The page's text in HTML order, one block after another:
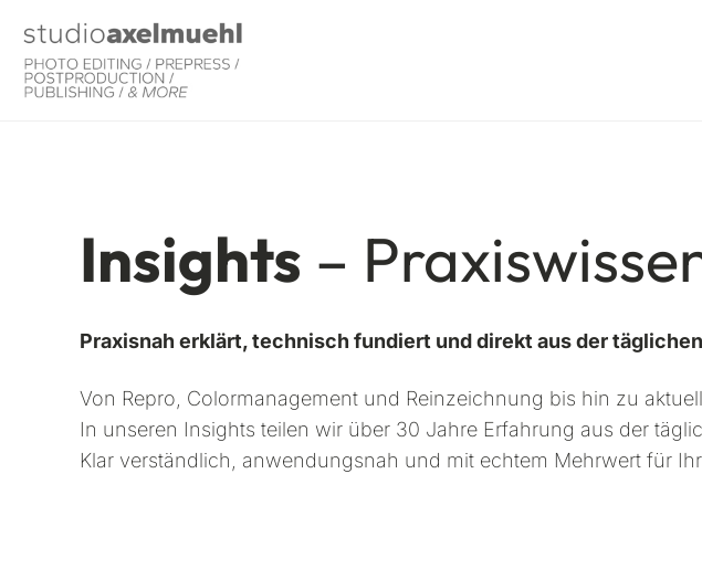
Inhalt
springen
Insights –
Praxisnah erklärt, technisch fundiert und direkt aus der
Von Repro, Colormanagement und Reinzeichnung bis hin zu
In unseren Insights teilen wir über 30 Jahre Erfahrung aus der
Klar verständlich, anwendungsnah und mit echtem Mehrwert für